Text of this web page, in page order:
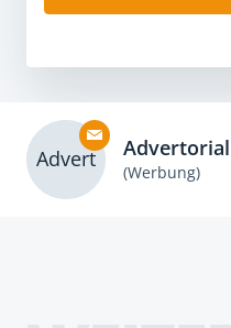
Advert Advertorial
(Werbung)